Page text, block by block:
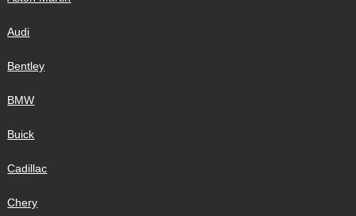
Audi
Bentley
BMW
Buick
Cadillac
Chery